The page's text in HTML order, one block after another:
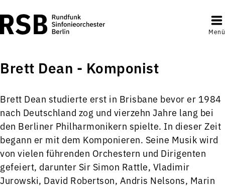
Menü
Brett Dean - Komponist
Brett Dean studierte erst in Brisbane bevor er 1984
nach Deutschland zog und vierzehn Jahre lang bei
den Berliner Philharmonikern spielte. In dieser Zeit
begann er mit dem Komponieren. Seine Musik wird
von vielen führenden Orchestern und Dirigenten
gefeiert, darunter Sir Simon Rattle, Vladimir
Jurowski, David Robertson, Andris Nelsons, Marin